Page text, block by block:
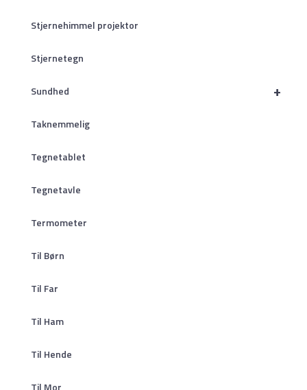
Stjernehimmel projektor
Stjernetegn
+
Sundhed
Taknemmelig
Tegnetablet
Tegnetavle
Termometer
Til Børn
Til Far
Til Ham
Til Hende
Til Mor